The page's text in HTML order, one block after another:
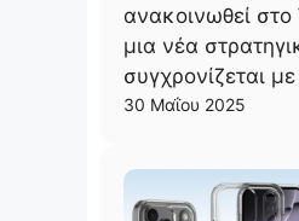
ανακοινωθεί
μια νέα
συγχρονίζεται
30 Μαΐου 2025